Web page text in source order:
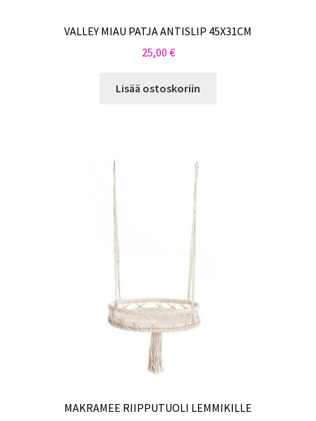
VALLEY MIAU PATJA ANTISLIP 45X31CM
25,00 €
Lisää ostoskoriin
MAKRAMEE RIIPPUTUOLI LEMMIKILLE